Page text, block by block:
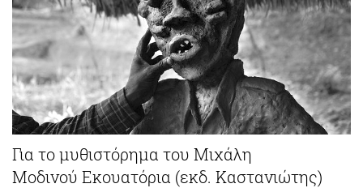
Για το μυθιστόρημα του Μιχάλη
Μοδινού Εκουατόρια (εκδ. Καστανιώτης)